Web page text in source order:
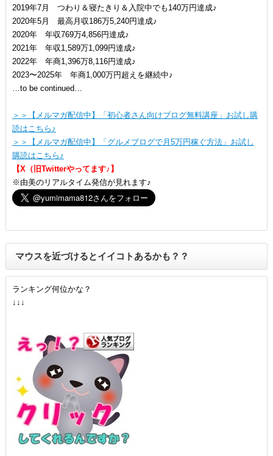
2019年7月 つわり＆寝たきり＆入院中でも140万円達成♪
2020年5月 最高月収186万5,240円達成♪
2020年 年収769万4,856円達成♪
2021年 年収1,589万1,099円達成♪
2022年 年商1,396万8,116円達成♪
2023〜2025年 年商1,000万円超えを継続中♪
…to be continued…
＞＞【メルマガ配信中】「初心者さん向けブログ無料講座」お試し購
読はこちら♪
＞＞【メルマガ配信中】「グルメブログで月5万円稼ぐ方法」お試し
購読はこちら♪
【X（旧Twitterやってます♪】
※由美のリアルタイム発信が見れます♪
マウスを近づけるとイイコトあるかも？？
ランキング何位かな？
↓↓↓